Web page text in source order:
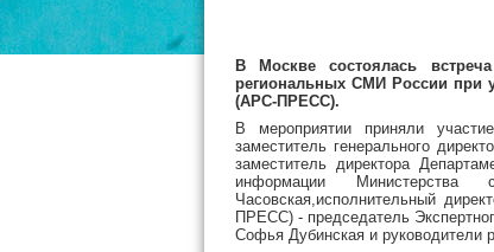
В Москве состоялась
региональных СМИ России при
(АРС-ПРЕСС).
В мероприятии приняли
заместитель генерального
заместитель директора
информации
Часовская,исполнительный
ПРЕСС) - председатель
Софья Дубинская и руководители